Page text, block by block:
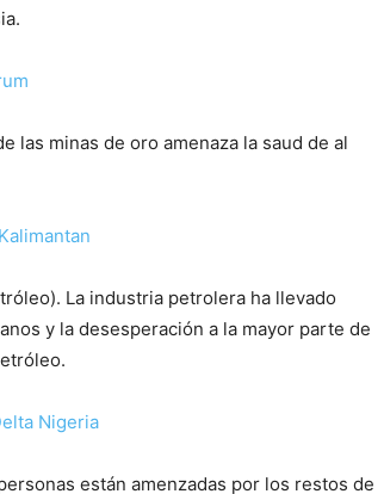
las minas de oro amenaza la saud de al
La industria petrolera ha llevado
y la desesperación a la mayor parte de
están amenzadas por los restos de